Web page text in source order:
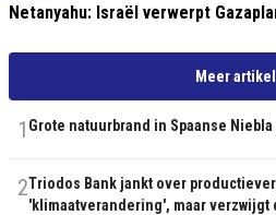
Netanyahu: Israël verwerpt
Meer
1 Grote natuurbrand in Spaanse
2Triodos Bank jankt over
'klimaatverandering', maar verzwijgt